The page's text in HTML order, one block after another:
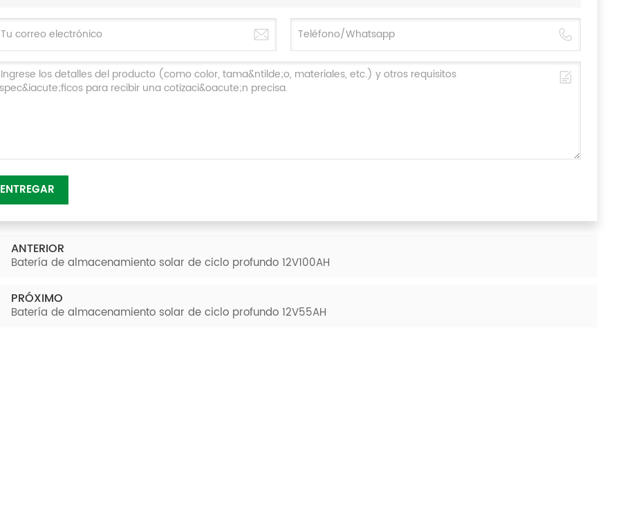
ENTREGAR
ANTERIOR
Batería de almacenamiento solar de ciclo profundo 12V100AH
PRÓXIMO
Batería de almacenamiento solar de ciclo profundo 12V55AH